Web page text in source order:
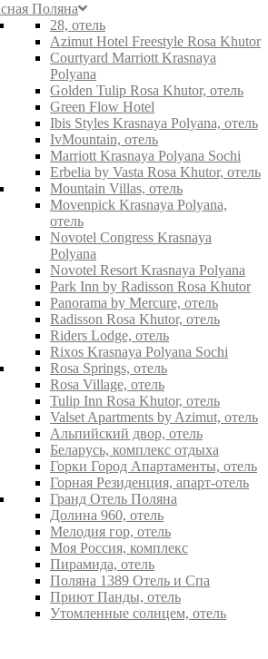
Поляна
28, отель
Azimut Hotel Freestyle Rosa Khutor
Courtyard Marriott Krasnaya
Polyana
Golden Tulip Rosa Khutor, отель
Green Flow Hotel
Ibis Styles Krasnaya Polyana, отель
IvMountain, отель
Marriott Krasnaya Polyana Sochi
Erbelia by Vasta Rosa Khutor, отель
Mountain Villas, отель
Movenpick Krasnaya Polyana,
отель
Novotel Congress Krasnaya
Polyana
Novotel Resort Krasnaya Polyana
Park Inn by Radisson Rosa Khutor
Panorama by Mercure, отель
Radisson Rosa Khutor, отель
Riders Lodge, отель
Rixos Krasnaya Polyana Sochi
Rosa Springs, отель
Rosa Village, отель
Tulip Inn Rosa Khutor, отель
Valset Apartments by Azimut, отель
Альпийский двор, отель
Беларусь, комплекс отдыха
Горки Город Апартаменты, отель
Горная Резиденция, апарт-отель
Гранд Отель Поляна
Долина 960, отель
Мелодия гор, отель
Моя Россия, комплекс
Пирамида, отель
Поляна 1389 Отель и Спа
Приют Панды, отель
Утомленные солнцем, отель